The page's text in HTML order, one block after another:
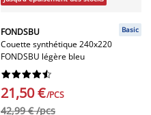
FONDSBU
Couette synthétique 240x220
FONDSBU légère bleu
Basic






21,50 €/PCS
42,99 € /pcs